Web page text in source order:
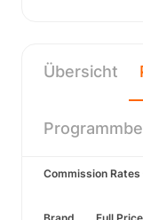
Übersicht
Commission Rates